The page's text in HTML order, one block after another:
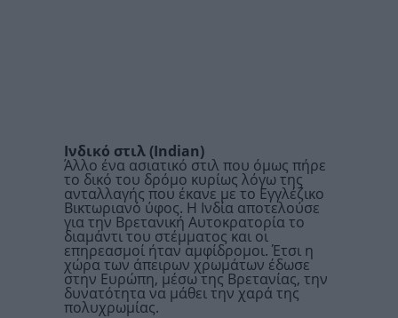
Ινδικό στιλ (Indian)
Άλλο ένα ασιατικό στιλ που όμως πήρε
το δικό του δρόμο κυρίως λόγω της
ανταλλαγής που έκανε με το Εγγλέζικο
Βικτωριανό ύφος. Η Ινδία αποτελούσε
για την Βρετανική Αυτοκρατορία το
διαμάντι του στέμματος και οι
επηρεασμοί ήταν αμφίδρομοι. Έτσι η
χώρα των άπειρων χρωμάτων έδωσε
στην Ευρώπη, μέσω της Βρετανίας, την
δυνατότητα να μάθει την χαρά της
πολυχρωμίας.